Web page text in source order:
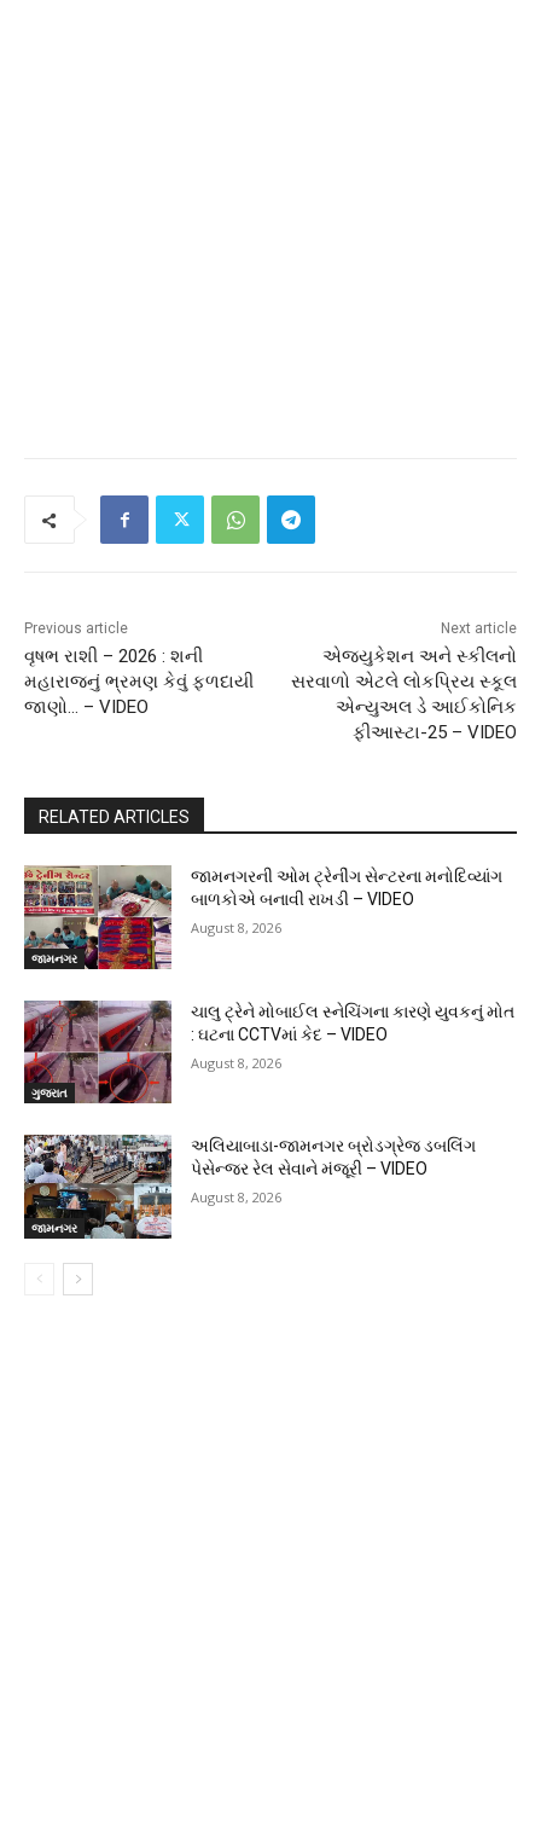
Previous article
વૃષભ રાશી – 2026 : શની
મહારાજનું ભ્રમણ કેવું ફળદાયી
જાણો… – VIDEO
Next article
એજ્યુકેશન અને સ્કીલનો
સરવાળો એટલે લોકપ્રિય સ્કૂલ
એન્યુઅલ ડે આઈકોનિક
ફીઆસ્ટા-25 – VIDEO
RELATED ARTICLES
જામનગર
જામનગરની ઓમ ટ્રેનીંગ સેન્ટરના મનોદિવ્યાંગ
બાળકોએ બનાવી રાખડી – VIDEO
August 8, 2026
ગુજરાત
ચાલુ ટ્રેને મોબાઈલ સ્નેચિંગના કારણે યુવકનું મોત
: ઘટના CCTVમાં કેદ – VIDEO
August 8, 2026
જામનગર
અલિયાબાડા-જામનગર બ્રોડગ્રેજ ડબલિંગ
પેસેન્જર રેલ સેવાને મંજૂરી – VIDEO
August 8, 2026